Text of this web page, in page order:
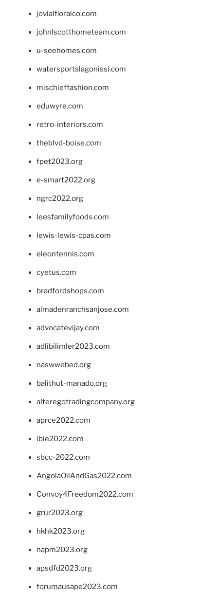
jovialfloralco.com
johnlscotthometeam.com
u-seehomes.com
watersportslagonissi.com
mischieffashion.com
eduwyre.com
retro-interiors.com
theblvd-boise.com
fpet2023.org
e-smart2022.org
ngrc2022.org
leesfamilyfoods.com
lewis-lewis-cpas.com
eleontennis.com
cyetus.com
bradfordshops.com
almadenranchsanjose.com
advocatevijay.com
adlibilimler2023.com
naswwebed.org
balithut-manado.org
alteregotradingcompany.org
aprce2022.com
ibie2022.com
sbcc-2022.com
AngolaOilAndGas2022.com
Convoy4Freedom2022.com
grur2023.org
hkhk2023.org
napm2023.org
apsdfd2023.org
forumausape2023.com